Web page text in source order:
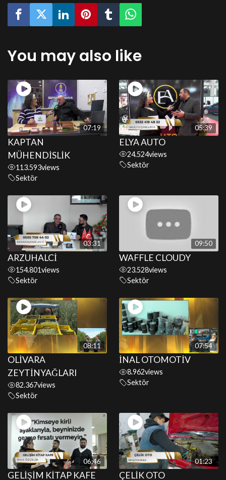
You may also like
07:19
KAPTAN
MÜHENDİSLİK
113.593views
Sektör
05:39
ELYA AUTO
24.524views
Sektör
03:31
ARZUHALCİ
154.801views
Sektör
09:50
WAFFLE CLOUDY
23.528views
Sektör
08:11
OLİVARA
ZEYTİNYAĞLARI
82.367views
Sektör
07:54
İNAL OTOMOTİV
8.962views
Sektör
06:46
GELİŞİM KİTAP KAFE
01:23
ÇELİK OTO